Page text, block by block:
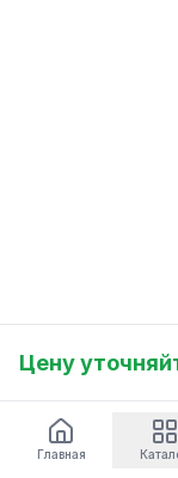
Цену
Главная